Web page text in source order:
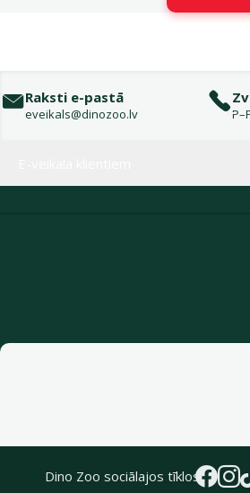
Raksti e-pastā
eveikals@dinozoo.lv
Dino Zoo sociālajos tīklos